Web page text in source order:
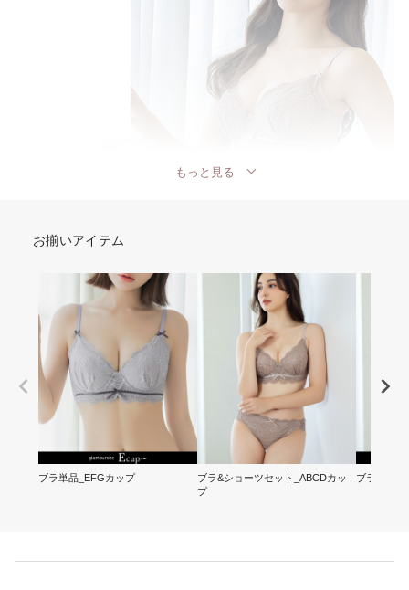
もっと見る
お揃いアイテム
ブラ単品_EFGカップ
ブラ&ショーツセット_ABCDカッ
プ
ブラ&ショ